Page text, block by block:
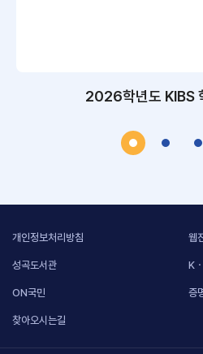
2026학년도 KIBS
개인정보처리방침 웹
성곡도서관 K
ON국민 증
찾아오시는길